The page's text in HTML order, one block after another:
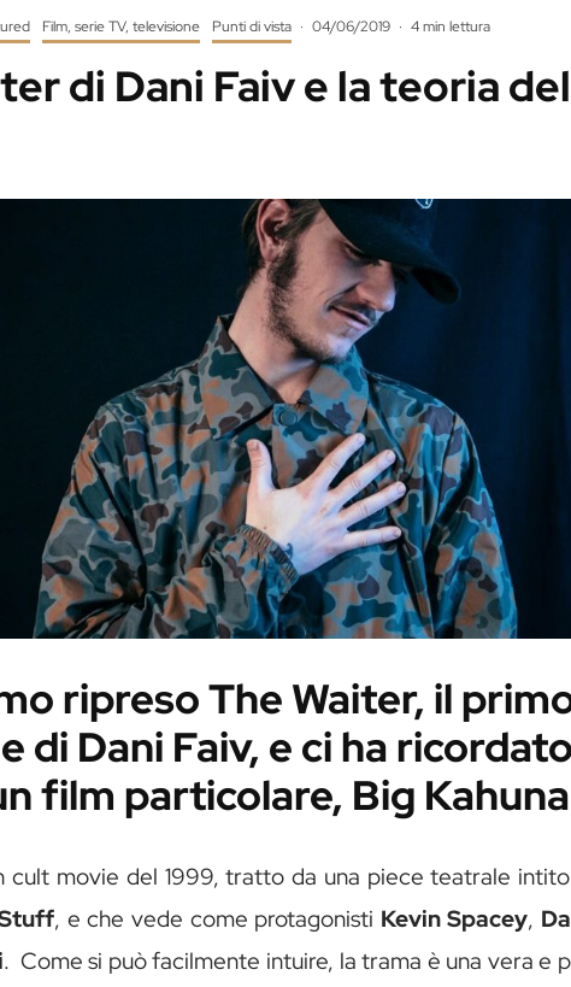
Film, serie TV, televisione Punti di vista · 04/06/2019 · 4 min lettura
di Dani Faiv e la teoria
ripreso The Waiter, il
di Dani Faiv, e ci ha
film particolare, Big
cult movie del 1999, tratto da una piece teatrale
, e che vede come protagonisti Kevin Spacey,
. Come si può facilmente intuire, la trama è una vera e